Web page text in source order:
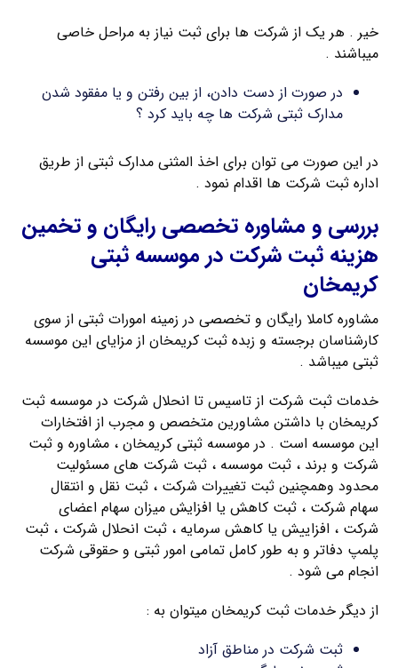
خیر . هر یک از شرکت ها برای ثبت نیاز به مراحل خاصی
میباشند .
در صورت از دست دادن، از بین رفتن و یا مفقود شدن
مدارک ثبتی شرکت ها چه باید کرد ؟
در این صورت می توان برای اخذ المثنی مدارک ثبتی از طریق
اداره ثبت شرکت ها اقدام نمود .
بررسی و مشاوره تخصصی رایگان و تخمین
هزینه ثبت شرکت در موسسه ثبتی
کریمخان
مشاوره کاملا رایگان و تخصصی در زمینه امورات ثبتی از سوی
کارشناسان برجسته و زبده ثبت کریمخان از مزایای این موسسه
ثبتی میباشد .
خدمات ثبت شرکت از تاسیس تا انحلال شرکت در موسسه ثبت
کریمخان با داشتن مشاورین متخصص و مجرب از افتخارات
این موسسه است . در موسسه ثبتی کریمخان ، مشاوره و ثبت
شرکت و برند ، ثبت موسسه ، ثبت شرکت های مسئولیت
محدود وهمچنین ثبت تغییرات شرکت ، ثبت نقل و انتقال
سهام شرکت ، ثبت کاهش یا افزایش میزان سهام اعضای
شرکت ، افزاییش یا کاهش سرمایه ، ثبت انحلال شرکت ، ثبت
پلمپ دفاتر و به طور کامل تمامی امور ثبتی و حقوقی شرکت
انجام می شود .
از دیگر خدمات ثبت کریمخان میتوان به :
ثبت شرکت در مناطق آزاد